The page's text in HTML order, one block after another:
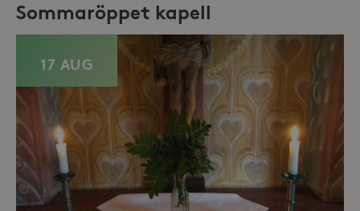
Sommaröppet kapell
17 AUG